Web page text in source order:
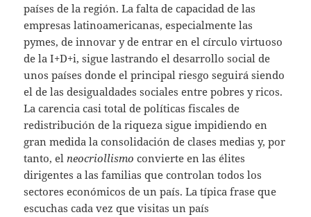
países de la región. La falta de capacidad de las
empresas latinoamericanas, especialmente las
pymes, de innovar y de entrar en el círculo virtuoso
de la I+D+i, sigue lastrando el desarrollo social de
unos países donde el principal riesgo seguirá siendo
el de las desigualdades sociales entre pobres y ricos.
La carencia casi total de políticas fiscales de
redistribución de la riqueza sigue impidiendo en
gran medida la consolidación de clases medias y, por
tanto, elneocriollismoconvierte en las élites
dirigentes a las familias que controlan todos los
sectores económicos de un país. La típica frase que
escuchas cada vez que visitas un país